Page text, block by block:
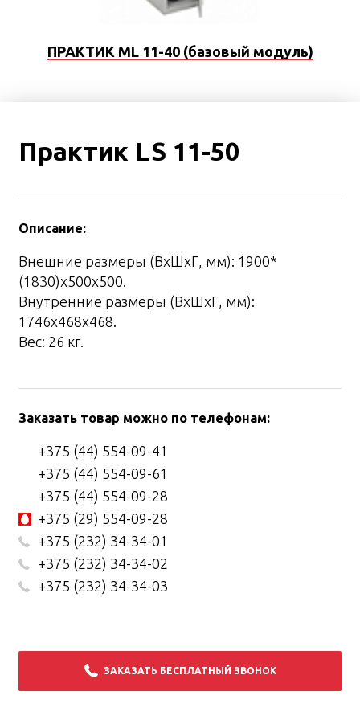
ПРАКТИК ML 11-40 (базовый модуль)
Практик LS 11-50
Описание:
Внешние размеры (ВхШхГ, мм): 1900*
(1830)х500х500.
Внутренние размеры (ВхШхГ, мм):
1746х468х468.
Вес: 26 кг.
Заказать товар можно по телефонам:
+375 (44) 554-09-41
+375 (44) 554-09-61
+375 (44) 554-09-28
+375 (29) 554-09-28
+375 (232) 34-34-01
+375 (232) 34-34-02
+375 (232) 34-34-03
ЗАКАЗАТЬ БЕСПЛАТНЫЙ ЗВОНОК